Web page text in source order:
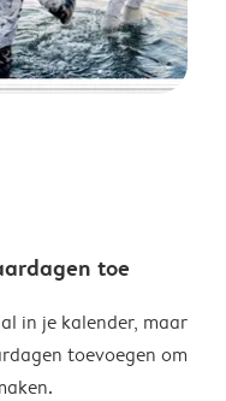
toe
in je kalender, maar
toevoegen om